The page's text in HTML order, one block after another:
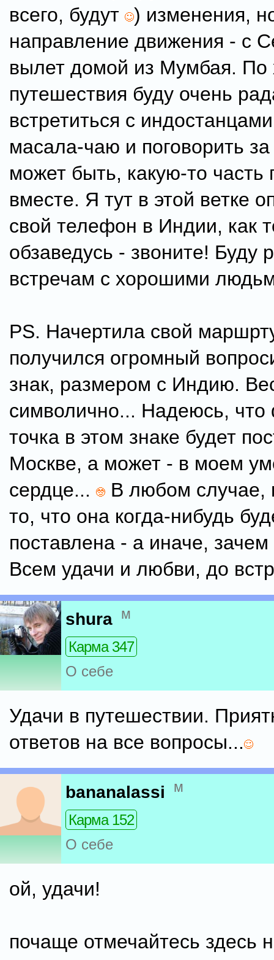
всего, будут
) изменения,
направление движения - с
вылет домой из Мумбая. По
путешествия буду очень
встретиться с
масала-чаю и поговорить
может быть, какую-то часть
вместе. Я тут в этой ветке
свой телефон в Индии, как
обзаведусь - звоните! Буду
встречам с хорошими
PS. Начертила свой
получился огромный
знак, размером с Индию.
символично... Надеюсь,
точка в этом знаке будет
Москве, а может - в моем
сердце...
В любом случае,
то, что она когда-нибудь
поставлена - а иначе,
Всем удачи и любви, до
shura м
Карма 347
О себе
Удачи в путешествии.
ответов на все вопросы...
bananalassi м
Карма 152
О себе
ой, удачи!
почаще отмечайтесь здесь